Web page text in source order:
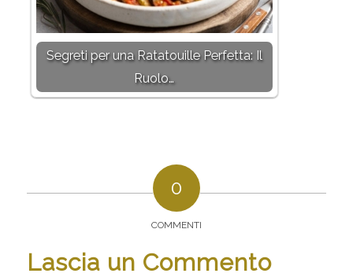
Segreti per una Ratatouille Perfetta: Il
Ruolo…
0
COMMENTI
Lascia un Commento